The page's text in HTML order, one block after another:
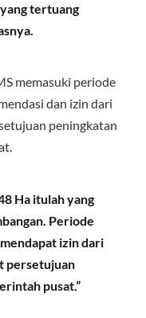
tertuang
memasuki periode
dan izin dari
peningkatan
Ha itulah yang
Periode
izin dari
persetujuan
pusat.”